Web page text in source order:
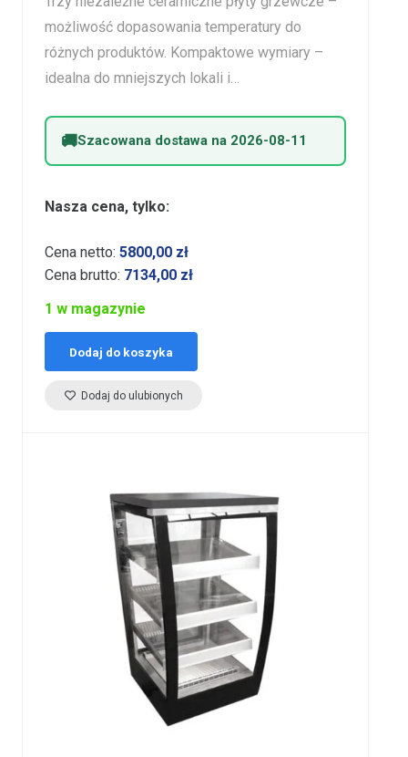
możliwość dopasowania temperatury do
różnych produktów. Kompaktowe wymiary –
idealna do mniejszych lokali i…
Szacowana dostawa na 2026-08-11
Nasza cena, tylko:
Cena netto: 5800,00 zł
Cena brutto: 7134,00 zł
1 w magazynie
Dodaj do koszyka
Dodaj do ulubionych